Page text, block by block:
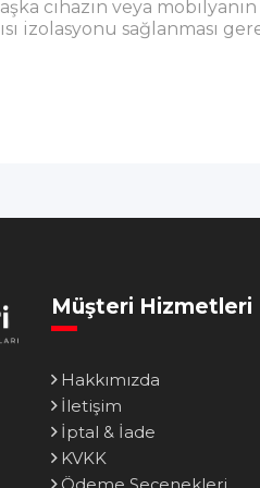
cihazın veya
ısı izolasyonu sağlanması
Müşteri Hizmetleri
Hakkımızda
İletişim
İptal & İade
KVKK